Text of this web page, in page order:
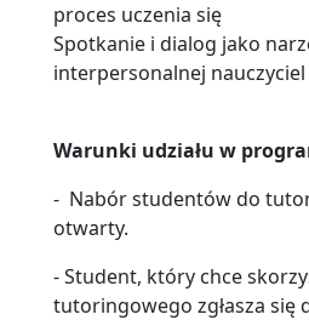
proces uczenia się
Spotkanie i dialog jako
interpersonalnej
Warunki udziału w
- Nabór studentów do
otwarty.
- Student, który chce
tutoringowego zgłasza się